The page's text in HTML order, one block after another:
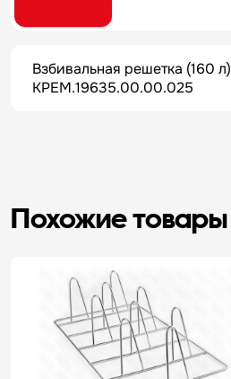
Взбивальная решетка (160 л)
КРЕМ.19635.00.00.025
Похожие товары